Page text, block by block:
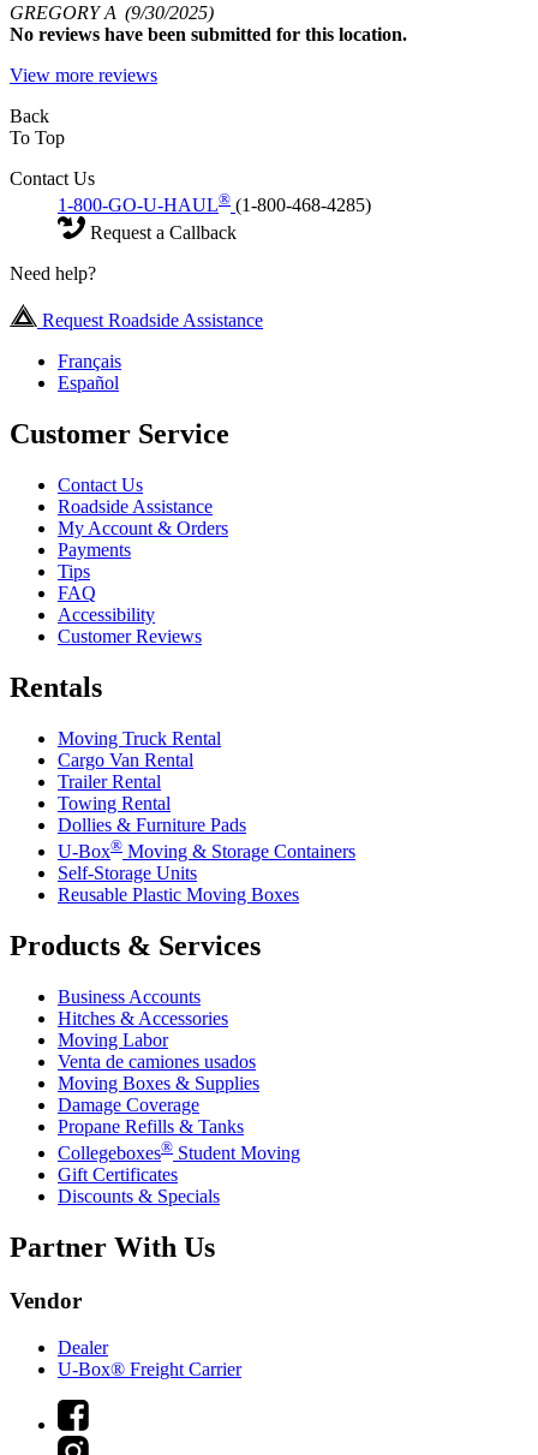
GREGORY A (9/30/2025)
No reviews have been submitted for this location.
View more reviews
Back
To Top
Contact Us
1-800-GO-U-HAUL® (1-800-468-4285)
Request a Callback
Need help?
Request Roadside Assistance
Français
Español
Customer Service
Contact Us
Roadside Assistance
My Account & Orders
Payments
Tips
FAQ
Accessibility
Customer Reviews
Rentals
Moving Truck Rental
Cargo Van Rental
Trailer Rental
Towing Rental
Dollies & Furniture Pads
U-Box® Moving & Storage Containers
Self-Storage Units
Reusable Plastic Moving Boxes
Products & Services
Business Accounts
Hitches & Accessories
Moving Labor
Venta de camiones usados
Moving Boxes & Supplies
Damage Coverage
Propane Refills & Tanks
Collegeboxes® Student Moving
Gift Certificates
Discounts & Specials
Partner With Us
Vendor
Dealer
U-Box® Freight Carrier